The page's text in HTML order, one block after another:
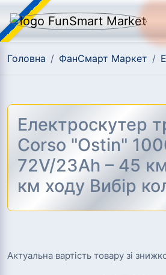
Головна / ФанСмарт Маркет /
Електроскутер
Corso "Ostin"
72V/23Ah – 45
км ходу Вибір
Актуальна вартість товару зі